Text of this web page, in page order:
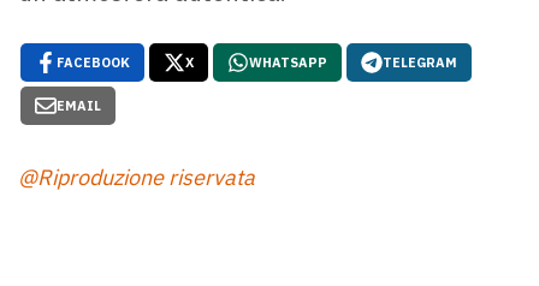
FACEBOOK X WHATSAPP TELEGRAM
EMAIL
@Riproduzione riservata